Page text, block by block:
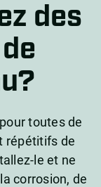
des
toutes de
répétitifs de
le et ne
corrosion, de